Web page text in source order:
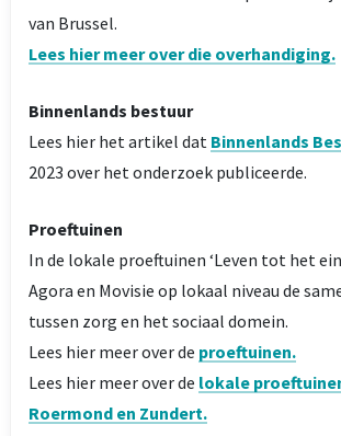
van Brussel.
Lees hier meer over die overhandiging.
Binnenlands bestuur
Lees hier het artikel dat Binnenlands
2023 over het onderzoek publiceerde.
Proeftuinen
In de lokale proeftuinen ‘Leven tot het
Agora en Movisie op lokaal niveau de
tussen zorg en het sociaal domein.
Lees hier meer over de proeftuinen.
Lees hier meer over de lokale
Roermond en Zundert.